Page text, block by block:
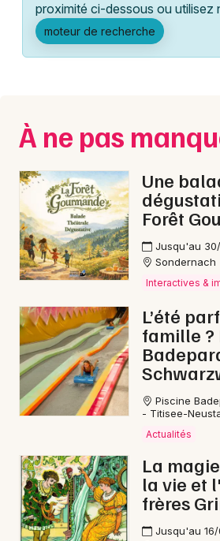
Manifestations
Foires & salons
Concerts
Sports
Soirées
Sorties famille
Sorties & loisirs
Marche gourmande dans le
Marche gourmande en
Marche gourmande en
Comté
Marseille
Mulhouse
Nice
Paris
Strasbourg
Toulouse
Toutes les villes
proximité ci-dessous ou utilisez
moteur de recherche
À ne pas
Une
Forêt
Jusqu'au
Sondernach
Interactives &
L’été
famille ?
Piscine
- Titisee-
Actualités
La
la vie et
frères
Jusqu'au